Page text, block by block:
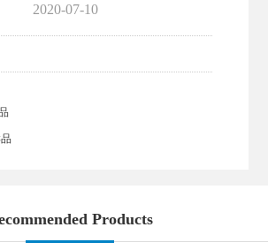
2020-07-10
Products